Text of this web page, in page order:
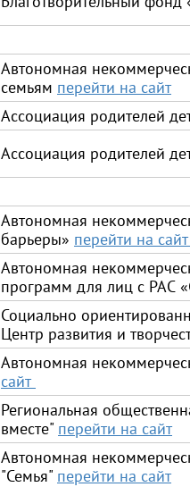
Автономная
семьям перейти на сайт
Ассоциация родителей
Ассоциация родителей
Автономная
барьеры» перейти на сайт
Автономная
программ для лиц с РАС
Социально
Центр развития и
Автономная
сайт
Региональная
вместе" перейти на сайт
Автономная
"Семья" перейти на сайт